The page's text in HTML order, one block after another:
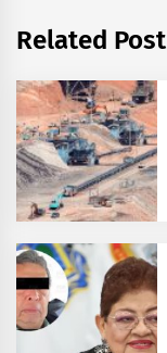
Related Post